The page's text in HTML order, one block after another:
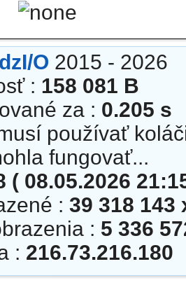
dzI/O 2015 - 2026
: 158 081 B
za : 0.205 s
používať
fungovať...
( 08.05.2026
: 39 318 143
: 5 336
: 216.73.216.180